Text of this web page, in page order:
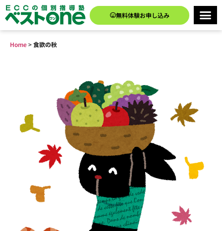
無料体験お申し込み
Home>食欲の秋